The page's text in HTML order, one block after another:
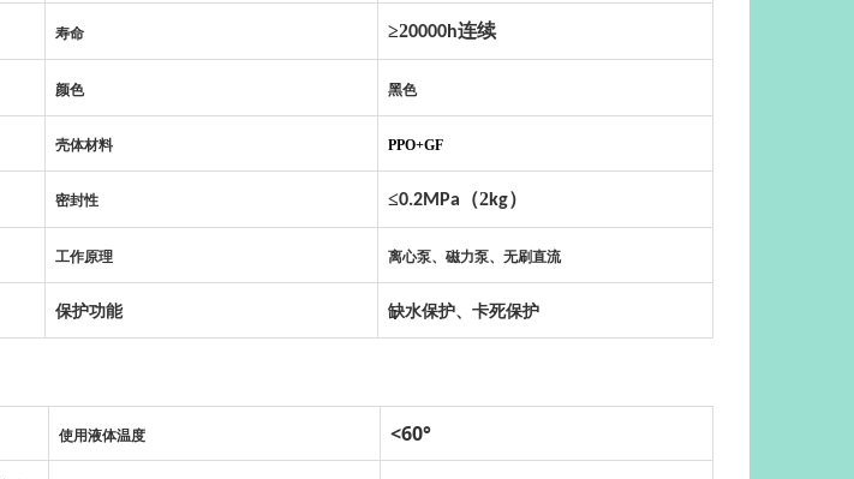
寿命 ≥20000h连续
颜色 黑色
壳体材料 PPO+GF
密封性 ≤0.2MPa （2kg）
工作原理 离心泵、磁力泵、无刷直流
保护功能 缺水保护、卡死保护
使用液体温度 <60°